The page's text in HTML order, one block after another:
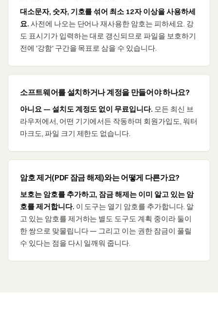
대소문자, 숫자, 기호를 섞어 최소 12자 이상을 사용하세
요. 사전에 나오는 단어나 재사용한 암호는 피하세요. 강
도 표시기가 입력하는 대로 갱신되므로 파일을 보호하기
전에 '강함' 구간을 목표로 삼을 수 있습니다.
소프트웨어를 설치하거나 계정을 만들어야 하나요?
아니요 — 설치도 계정도 없이 무료입니다. 모든 최신 브
라우저에서, 어떤 기기에서든 작동하며 회원가입도, 워터
마크도, 파일 크기 제한도 없습니다.
암호 제거(PDF 잠금 해제)와는 어떻게 다른가요?
보호는 암호를 추가하고, 잠금 해제는 이미 알고 있는 암
호를 제거합니다. 이 도구는 열기 암호를 추가합니다. 알
고 있는 암호를 제거하는 별도 도구도 계획 중이라 둘이
한 쌍으로 맞물립니다 — 그리고 이는 권한 잠금이 풀릴
수 있다는 점을 다시 일깨워 줍니다.